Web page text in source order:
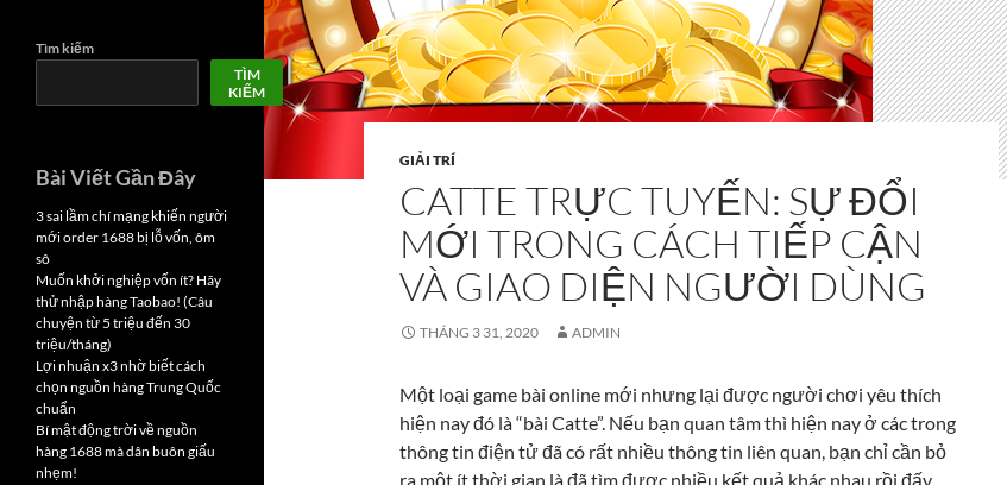
GIẢI TRÍ
CATTE TRỰC TUYẾN: SỰ ĐỔI
MỚI TRONG CÁCH TIẾP CẬN
VÀ GIAO DIỆN NGƯỜI DÙNG
THÁNG 3 31, 2020 ADMIN
Một loại game bài online mới nhưng lại được người chơi yêu thích
hiện nay đó là “bài Catte”. Nếu bạn quan tâm thì hiện nay ở các trong
thông tin điện tử đã có rất nhiều thông tin liên quan, bạn chỉ cần bỏ
ra một ít thời gian là đã tìm được nhiều kết quả khác nhau rồi đấy.
Tìm kiếm
TÌM
KIẾM
Bài Viết Gần Đây
3 sai lầm chí mạng khiến người
mới order 1688 bị lỗ vốn, ôm
sô
Muốn khởi nghiệp vốn ít? Hãy
thử nhập hàng Taobao! (Câu
chuyện từ 5 triệu đến 30
triệu/tháng)
Lợi nhuận x3 nhờ biết cách
chọn nguồn hàng Trung Quốc
chuẩn
Bí mật động trời về nguồn
hàng 1688 mà dân buôn giấu
nhẹm!